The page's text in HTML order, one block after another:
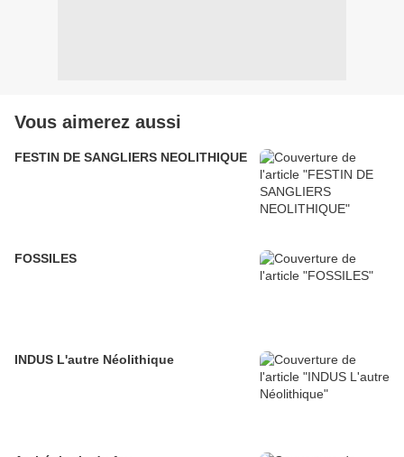
Vous aimerez aussi
FESTIN DE SANGLIERS NEOLITHIQUE
FOSSILES
INDUS L'autre Néolithique